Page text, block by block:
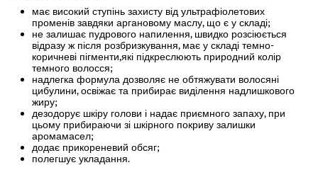
має високий ступінь захисту від ультрафіолетових
променів завдяки аргановому маслу, що є у складі;
не залишає пудрового напилення, швидко розсіюється
відразу ж після розбризкування, має у складі темно-
коричневі пігменти,які підкреслюють природний колір
темного волосся;
надлегка формула дозволяє не обтяжувати волосяні
цибулини, освіжає та прибирає виділення надлишкового
жиру;
дезодорує шкіру голови і надає приємного запаху, при
цьому прибираючи зі шкірного покриву залишки
аромамасел;
додає прикореневий обсяг;
полегшує укладання.